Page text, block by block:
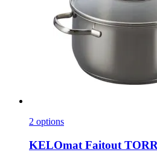
2 options
KELOmat Faitout